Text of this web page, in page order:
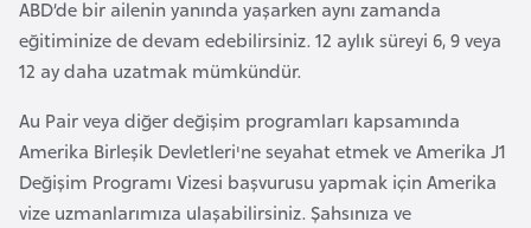
ABD’de bir ailenin yanında yaşarken aynı zamanda
eğitiminize de devam edebilirsiniz. 12 aylık süreyi 6, 9 veya
12 ay daha uzatmak mümkündür.
Au Pair veya diğer değişim programları kapsamında
Amerika Birleşik Devletleri'ne seyahat etmek ve Amerika J1
Değişim Programı Vizesi başvurusu yapmak için Amerika
vize uzmanlarımıza ulaşabilirsiniz. Şahsınıza ve
e
r
u
s